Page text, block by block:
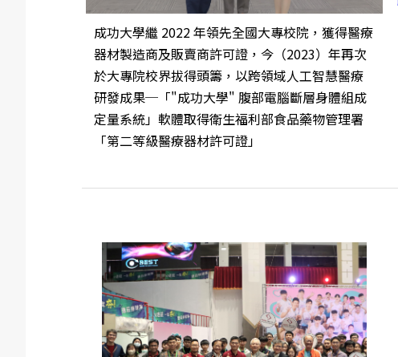
成功大學繼 2022 年領先全國大專校院，獲得醫療
器材製造商及販賣商許可證，今（2023）年再次
於大專院校界拔得頭籌，以跨領域人工智慧醫療
研發成果─「"成功大學" 腹部電腦斷層身體組成
定量系統」軟體取得衛生福利部食品藥物管理署
「第二等級醫療器材許可證」